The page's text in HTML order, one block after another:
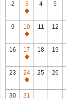
2
3
休
館
日
4 5
9
10
休
館
日
11 12
16
17
休
館
日
18 19
23
24
休
館
25 26
30
31